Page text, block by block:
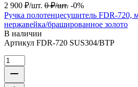
2 900 ₽/шт. 0 ₽/шт. -0%
Ручка полотенцесушитель FDR-720,
нержавейка/брашированное золото
В наличии
Артикул FDR-720 SUS304/BTP